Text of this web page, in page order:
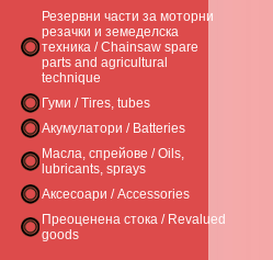
Резервни части за моторни
резачки и земеделска
техника / Chainsaw spare
parts and agricultural
technique
Гуми / Tires, tubes
Акумулатори / Batteries
Масла, спрейове / Oils,
lubricants, sprays
Аксесоари / Accessories
Преоценена стока / Revalued
goods